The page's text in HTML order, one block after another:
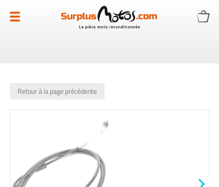
au
contenu
Retour à la page précédente
images
gallery